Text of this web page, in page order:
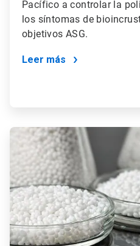
Pacífico a controlar la
los síntomas de
objetivos ASG.
Leer más
ArticleTile